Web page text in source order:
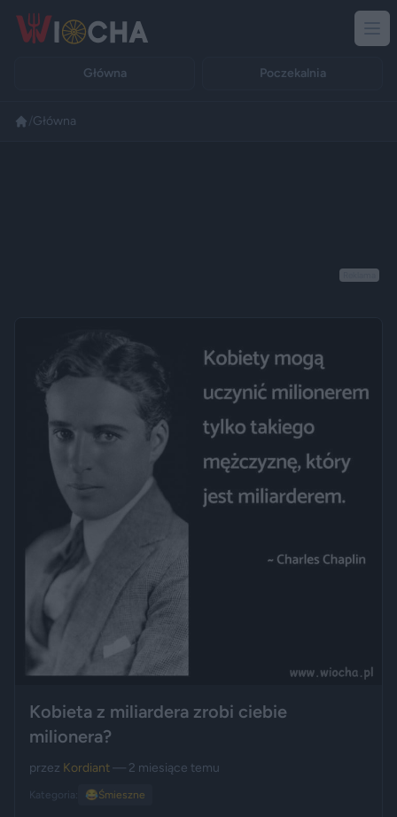
Główna Poczekalnia
Główna
Kobieta z miliardera zrobi ciebie
milionera?
przez Kordiant— 2 miesiące temu
Kategoria: 😂Śmieszne